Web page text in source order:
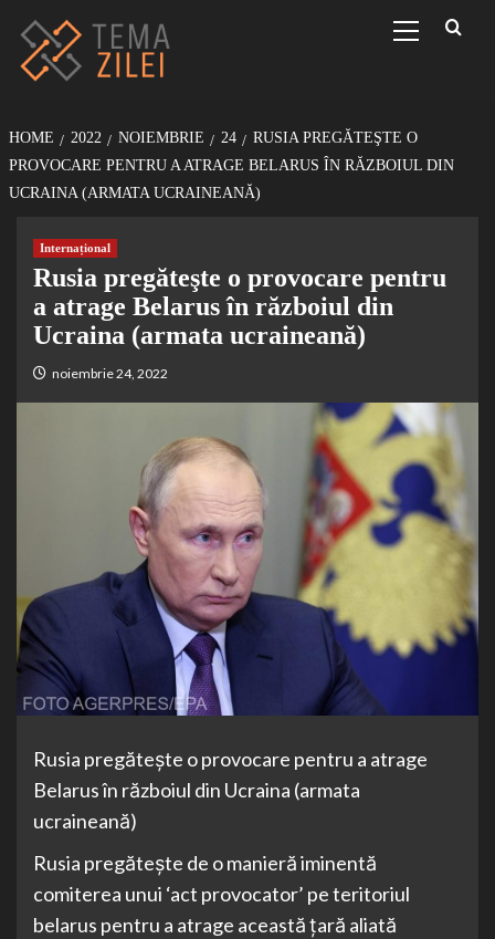
conținut
Menu
HOME 2022 NOIEMBRIE 24
RUSIA PREGĂTEŞTE O
PROVOCARE PENTRU A ATRAGE BELARUS ÎN RĂZBOIUL DIN
UCRAINA (ARMATA UCRAINEANĂ)
Internațional
Rusia pregăteşte o provocare pentru
a atrage Belarus în războiul din
Ucraina (armata ucraineană)
noiembrie 24, 2022
Rusia pregăteşte o provocare pentru a atrage
Belarus în războiul din Ucraina (armata
ucraineană)
Rusia pregăteşte de o manieră iminentă
comiterea unui ‘act provocator’ pe teritoriul
belarus pentru a atrage această ţară aliată